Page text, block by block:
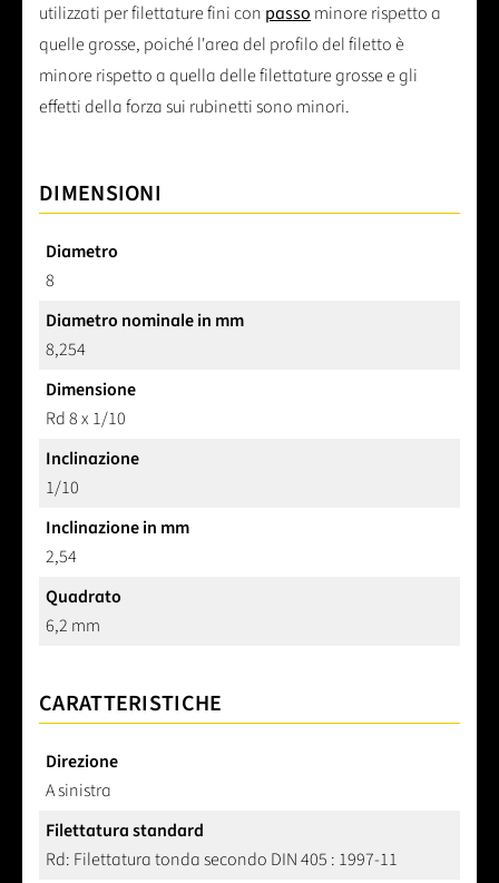
utilizzati per filettature fini con passo minore rispetto a
quelle grosse, poiché l'area del profilo del filetto è
minore rispetto a quella delle filettature grosse e gli
effetti della forza sui rubinetti sono minori.
DIMENSIONI
Diametro
8
Diametro nominale in mm
8,254
Dimensione
Rd 8 x 1/10
Inclinazione
1/10
Inclinazione in mm
2,54
Quadrato
6,2 mm
CARATTERISTICHE
Direzione
A sinistra
Filettatura standard
Rd: Filettatura tonda secondo DIN 405 : 1997-11